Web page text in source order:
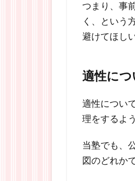
つまり、事
く、という
避けてほし
適性につ
適性につい
理をするよ
当塾でも、
図のどれか